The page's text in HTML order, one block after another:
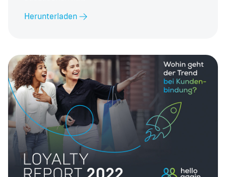
Herunterladen